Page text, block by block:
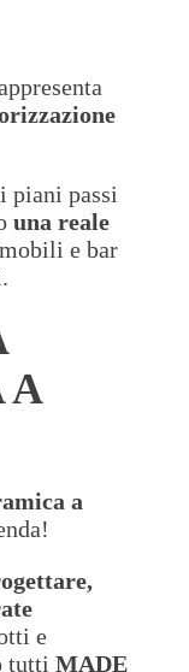
piani passi
una reale
e bar
A
a
e
tutti MADE